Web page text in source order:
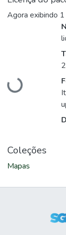
Agora exibindo
Carregando...
Coleções
Mapas